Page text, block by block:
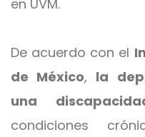
en UVM.
De acuerdo con el
de México, la
una
condiciones